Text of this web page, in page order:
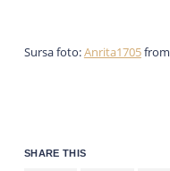
Sursa foto:Anrita1705from
SHARE THIS